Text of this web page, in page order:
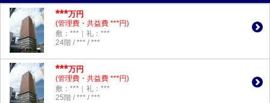
***万円
(管理費・共益費 ***円)
敷：***｜礼：***
24階 / *** / ***
***万円
(管理費・共益費 ***円)
敷：***｜礼：***
25階 / *** / ***